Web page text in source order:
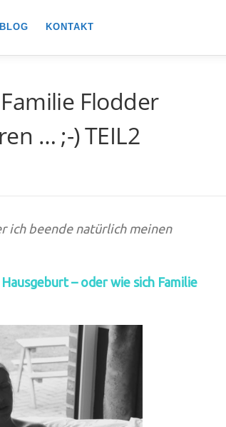
BLOG KONTAKT
Flodder
… ;-) TEIL2
ich beende natürlich meinen
– oder wie sich Familie